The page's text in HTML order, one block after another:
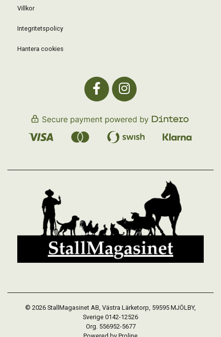
Villkor
Integritetspolicy
Hantera cookies
© 2026 StallMagasinet AB, Västra Lärketorp, 59595 MJÖLBY,
Sverige 0142-12526
Org. 556952-5677